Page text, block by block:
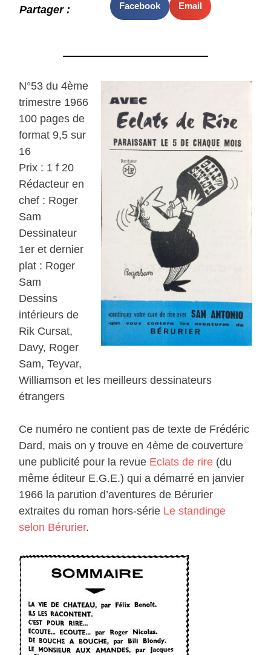
Partager : Facebook Email
N°53 du 4ème
trimestre 1966
100 pages de
format 9,5 sur
16
Prix : 1 f 20
Rédacteur en
chef : Roger
Sam
Dessinateur
1er et dernier
plat : Roger
Sam
Dessins
intérieurs de
Rik Cursat,
Davy, Roger
Sam, Teyvar,
Williamson et les meilleurs dessinateurs
étrangers
Ce numéro ne contient pas de texte de Frédéric
Dard, mais on y trouve en 4ème de couverture
une publicité pour la revue Eclats de rire (du
même éditeur E.G.E.) qui a démarré en janvier
1966 la parution d’aventures de Bérurier
extraites du roman hors-série Le standinge
selon Bérurier.